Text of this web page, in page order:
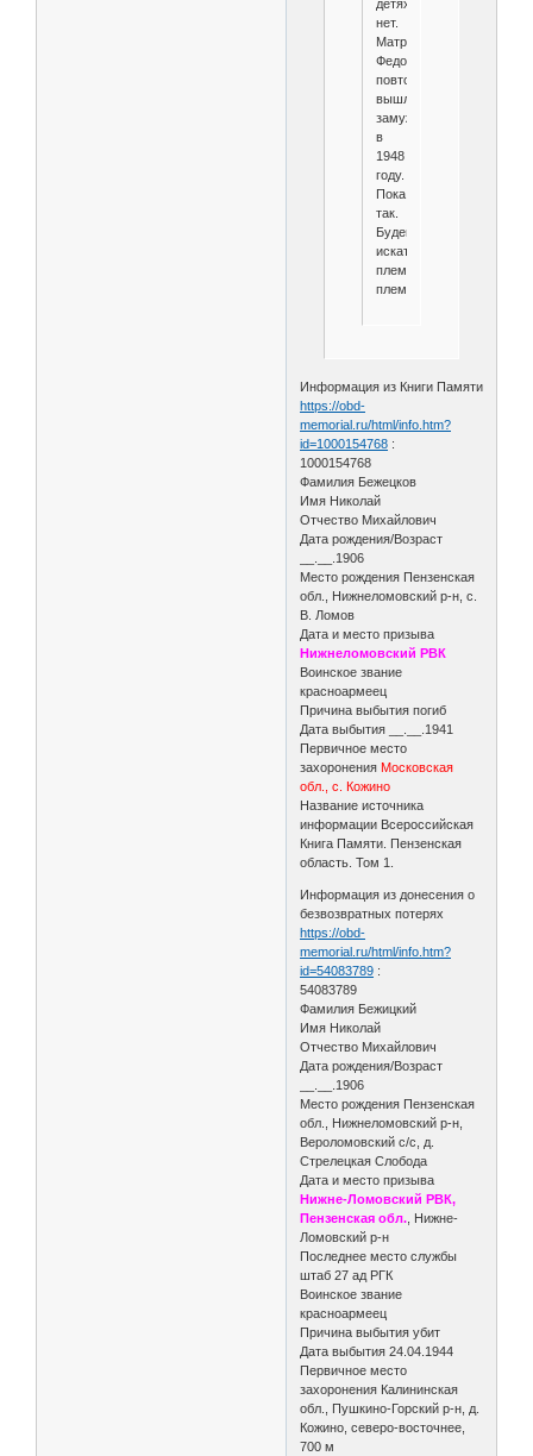
детях
нет.
Матрона
Федоровна
повторно
вышла
замуж
в
1948
году.
Пока
так.
Будем
искать
племянников-
племянниц...
Информация из Книги Памяти
https://obd-
memorial.ru/html/info.htm?
id=1000154768 :
1000154768
Фамилия Бежецков
Имя Николай
Отчество Михайлович
Дата рождения/Возраст
__.__.1906
Место рождения Пензенская
обл., Нижнеломовский р-н, с.
В. Ломов
Дата и место призыва
Нижнеломовский РВК
Воинское звание
красноармеец
Причина выбытия погиб
Дата выбытия __.__.1941
Первичное место
захоронения Московская
обл., с. Кожино
Название источника
информации Всероссийская
Книга Памяти. Пензенская
область. Том 1.
Информация из донесения о
безвозвратных потерях
https://obd-
memorial.ru/html/info.htm?
id=54083789 :
54083789
Фамилия Бежицкий
Имя Николай
Отчество Михайлович
Дата рождения/Возраст
__.__.1906
Место рождения Пензенская
обл., Нижнеломовский р-н,
Вероломовский с/с, д.
Стрелецкая Слобода
Дата и место призыва
Нижне-Ломовский РВК,
Пензенская обл. , Нижне-
Ломовский р-н
Последнее место службы
штаб 27 ад РГК
Воинское звание
красноармеец
Причина выбытия убит
Дата выбытия 24.04.1944
Первичное место
захоронения Калининская
обл., Пушкино-Горский р-н, д.
Кожино, северо-восточнее,
700 м